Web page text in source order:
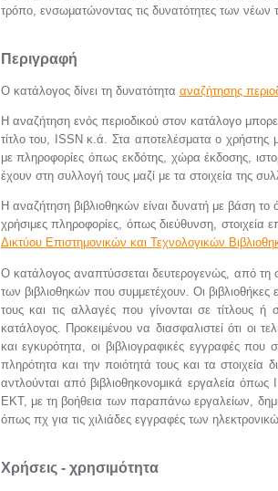
τρόπο, ενσωματώνοντας τις δυνατότητες των νέων
Περιγραφή
Ο κατάλογος δίνει τη δυνατότητα αναζήτησης
Η αναζήτηση ενός περιοδικού στον κατάλογο
τίτλο του, ISSN κ.ά. Στα αποτελέσματα ο χρήστης
με πληροφορίες όπως εκδότης, χώρα έκδοσης,
έχουν στη συλλογή τους μαζί με τα στοιχεία της
Η αναζήτηση βιβλιοθηκών είναι δυνατή με βάση το
χρήσιμες πληροφορίες, όπως διεύθυνση, στοιχεία
Δικτύου Επιστημονικών και Τεχνολογικών
Ο κατάλογος αναπτύσσεται δευτερογενώς, από
των βιβλιοθηκών που συμμετέχουν. Οι
τους και τις αλλαγές που γίνονται σε τίτλους
κατάλογος. Προκειμένου να διασφαλιστεί ότι οι
και εγκυρότητα, οι βιβλιογραφικές εγγραφές που
πληρότητα και την ποιότητά τους και τα
αντλούνται από βιβλιοθηκονομικά εργαλεία
ΕΚΤ, με τη βοήθεια των παραπάνω εργαλείων,
όπως πχ για τις χιλιάδες εγγραφές των
Χρήσεις - χρησιμότητα